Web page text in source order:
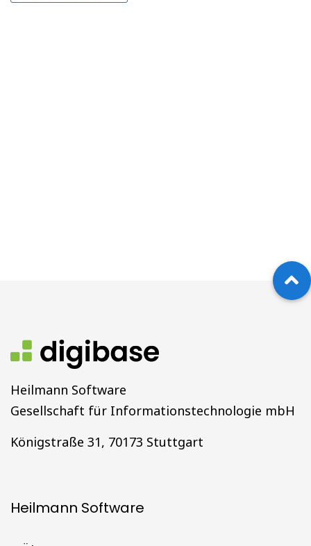
Heilmann Software
Gesellschaft für Informationstechnologie mbH
Königstraße 31, 70173 Stuttgart
Heilmann Software